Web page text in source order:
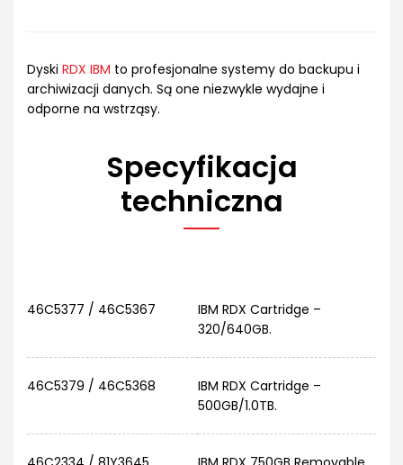
Dyski RDX IBM to profesjonalne systemy do backupu i
archiwizacji danych. Są one niezwykle wydajne i
odporne na wstrząsy.
Specyfikacja
techniczna
46C5377 / 46C5367
IBM RDX Cartridge –
320/640GB.
46C5379 / 46C5368
IBM RDX Cartridge –
500GB/1.0TB.